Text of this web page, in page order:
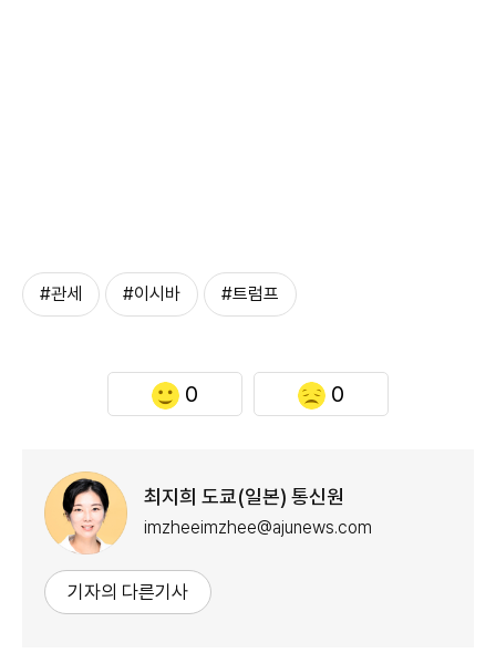
#관세 #이시바 #트럼프
0 0
최지희 도쿄(일본) 통신원
imzheeimzhee@ajunews.com
기자의 다른기사